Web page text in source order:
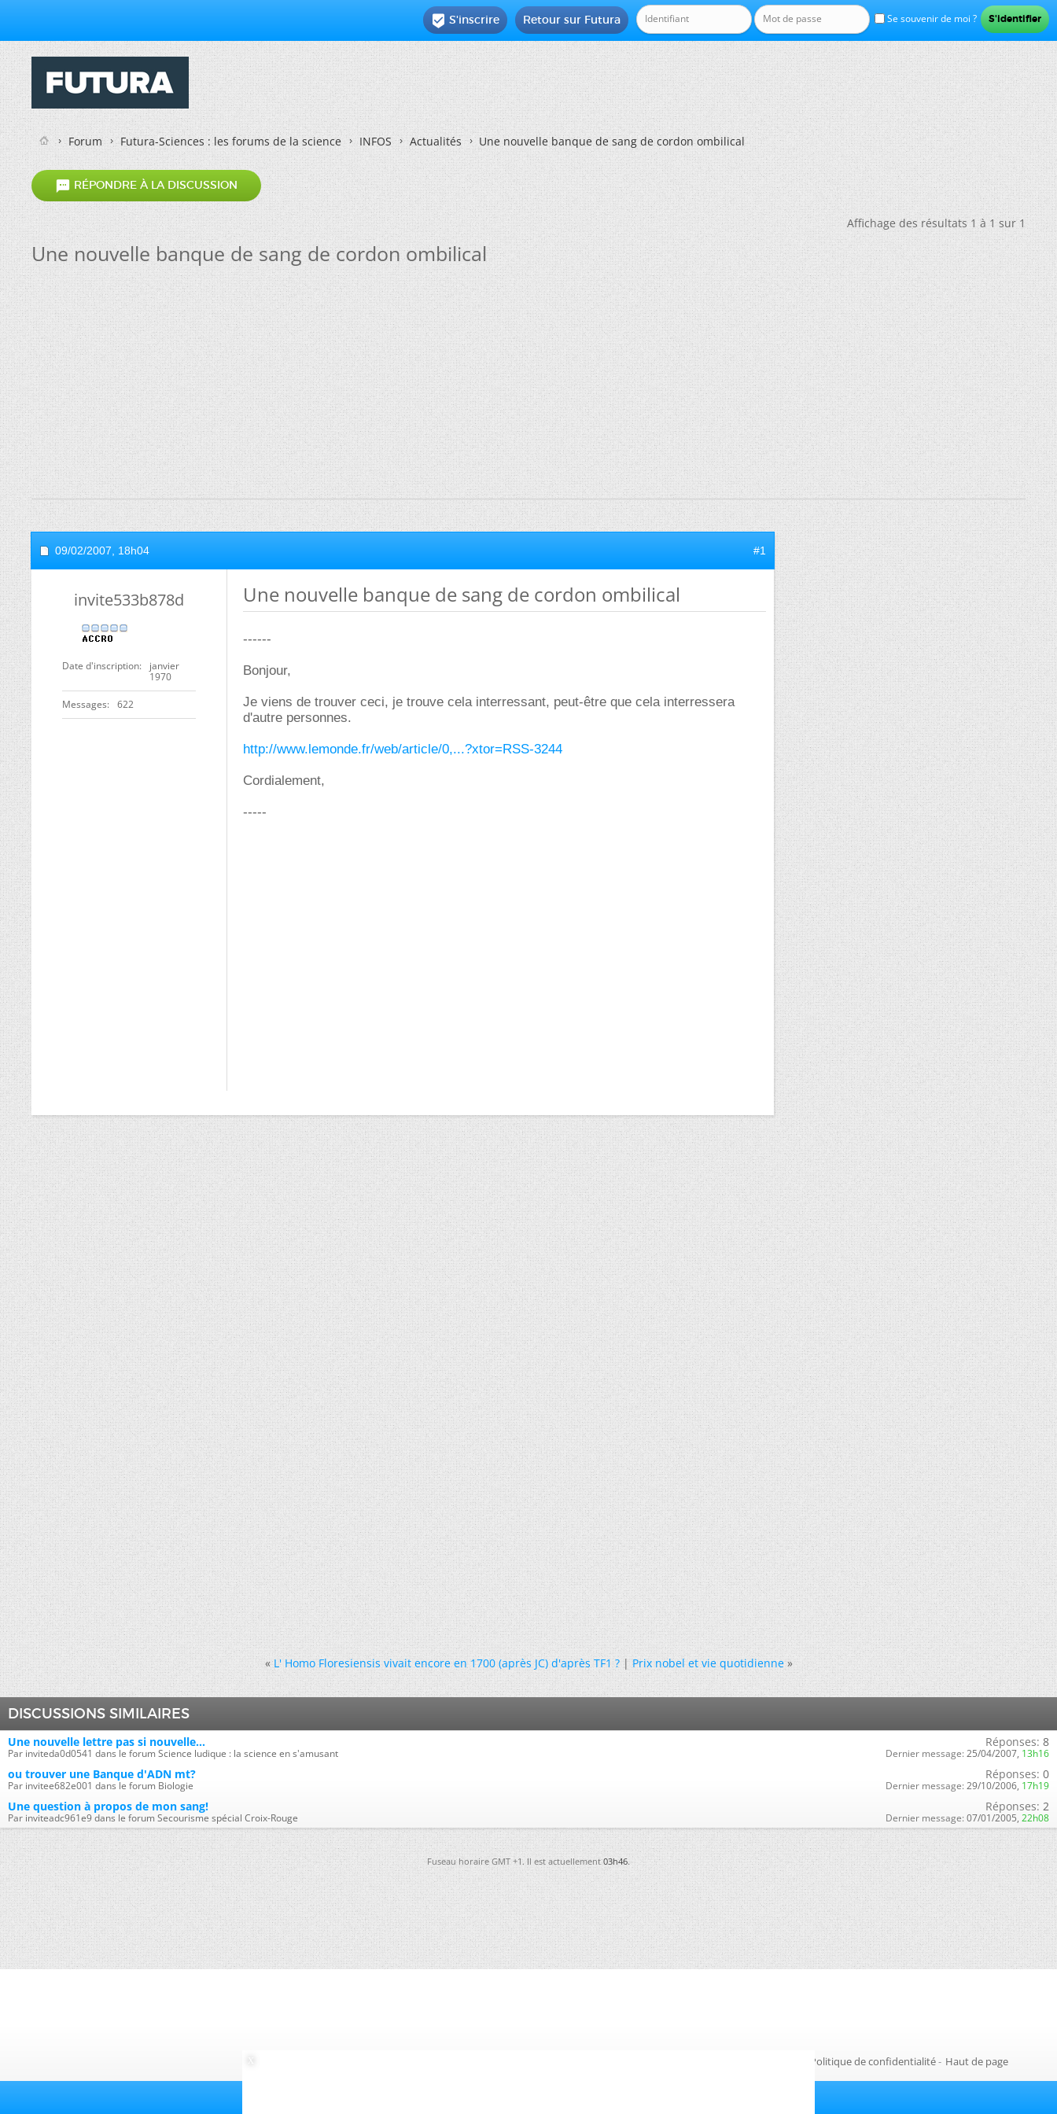
Se souvenir de moi ?
Retour sur Futura
 S'inscrire
Forum Futura-Sciences : les forums de la science INFOS Actualités Une nouvelle banque de sang de cordon ombilical
 RÉPONDRE À LA DISCUSSION
Affichage des résultats 1 à 1 sur 1
Une nouvelle banque de sang de cordon ombilical
09/02/2007, 18h04 #1
invite533b878d
Date d'inscription
janvier
1970
Messages 622
Une nouvelle banque de sang de cordon ombilical
------
Bonjour,
Je viens de trouver ceci, je trouve cela interressant, peut-être que cela interressera
d'autre personnes.
http://www.lemonde.fr/web/article/0,...?xtor=RSS-3244
Cordialement,
-----
« L' Homo Floresiensis vivait encore en 1700 (après JC) d'après TF1 ?|Prix nobel et vie quotidienne »
DISCUSSIONS SIMILAIRES
Une nouvelle lettre pas si nouvelle...
Par inviteda0d0541 dans le forum Science ludique : la science en s'amusant
Réponses: 8
Dernier message: 25/04/2007, 13h16
ou trouver une Banque d'ADN mt?
Par invitee682e001 dans le forum Biologie
Réponses: 0
Dernier message: 29/10/2006, 17h19
Une question à propos de mon sang!
Par inviteadc961e9 dans le forum Secourisme spécial Croix-Rouge
Réponses: 2
Dernier message: 07/01/2005, 22h08
Fuseau horaire GMT +1. Il est actuellement03h46.
Politique de confidentialité- Haut de page